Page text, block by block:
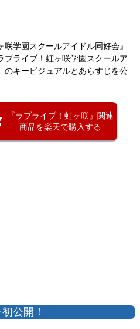
学園スクールアイドル同好会』
ブライブ！虹ヶ咲学園スクールア
キービジュアルとあらすじを公
『ラブライブ！虹ヶ咲』関連
商品を楽天で購入する
公開！